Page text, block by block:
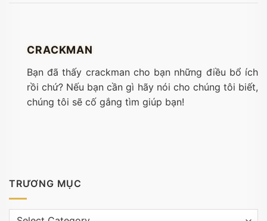
CRACKMAN
Bạn đã thấy crackman cho bạn những điều bổ ích
rồi chứ? Nếu bạn cần gì hãy nói cho chúng tôi biết,
chúng tôi sẽ cố gắng tìm giúp bạn!
TRƯƠNG MỤC
Trương